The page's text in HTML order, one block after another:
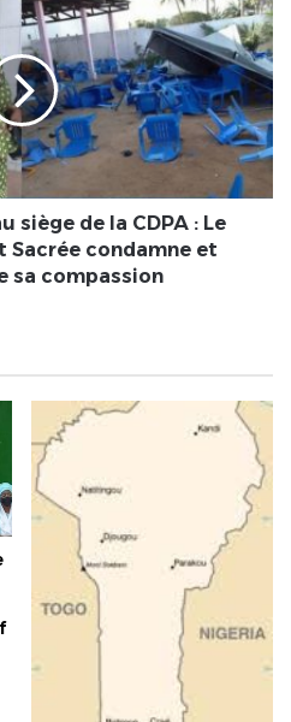
siège de la CDPA : Le
Sacrée condamne et
sa compassion